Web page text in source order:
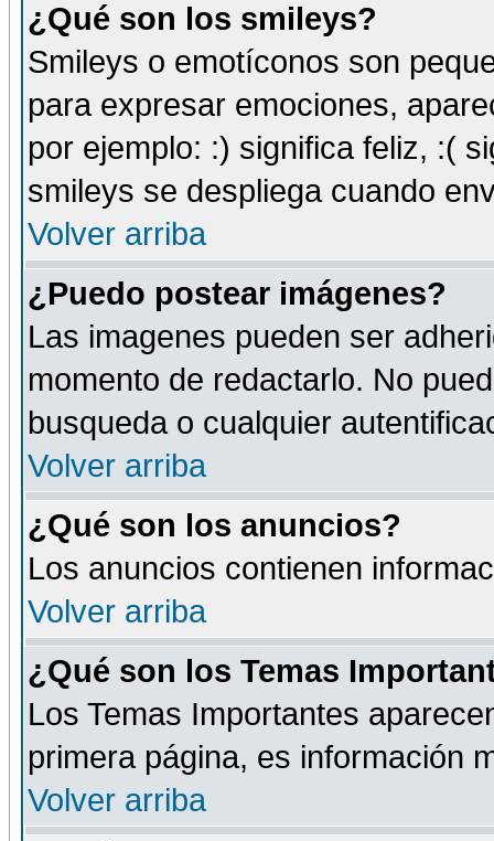
¿Qué son los smileys?
Smileys o emotíconos son
para expresar emociones,
por ejemplo: :) significa feliz, :(
smileys se despliega cuando
Volver arriba
¿Puedo postear imágenes?
Las imagenes pueden ser
momento de redactarlo. No
busqueda o cualquier
Volver arriba
¿Qué son los anuncios?
Los anuncios contienen
Volver arriba
¿Qué son los Temas
Los Temas Importantes
primera página, es información
Volver arriba